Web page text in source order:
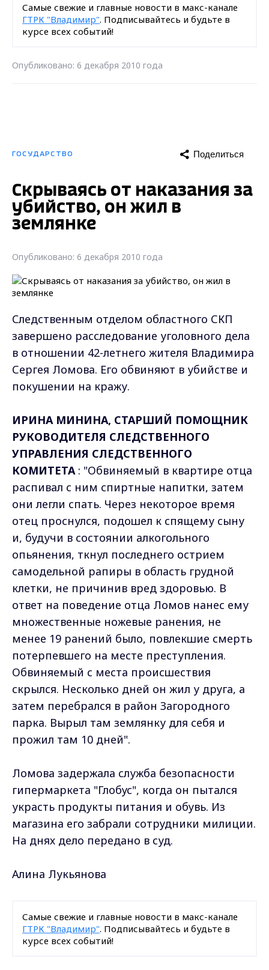
Самые свежие и главные новости в макс-канале
ГТРК "Владимир". Подписывайтесь и будьте в
курсе всех событий!
Опубликовано: 6 декабря 2010 года
ГОСУДАРСТВО Поделиться
Скрываясь от наказания за
убийство, он жил в
землянке
Опубликовано: 6 декабря 2010 года
Cледственным отделом областного СКП
завершено расследование уголовного дела
в отношении 42-летнего жителя Владимира
Сергея Ломова. Его обвиняют в убийстве и
покушении на кражу.
ИРИНА МИНИНА, СТАРШИЙ ПОМОЩНИК
РУКОВОДИТЕЛЯ СЛЕДСТВЕННОГО
УПРАВЛЕНИЯ СЛЕДСТВЕННОГО
КОМИТЕТА : "Обвиняемый в квартире отца
распивал с ним спиртные напитки, затем
они легли спать. Через некоторое время
отец проснулся, подошел к спящему сыну
и, будучи в состоянии алкогольного
опьянения, ткнул последнего острием
самодельной рапиры в область грудной
клетки, не причинив вред здоровью. В
ответ на поведение отца Ломов нанес ему
множественные ножевые ранения, не
менее 19 ранений было, повлекшие смерть
потерпевшего на месте преступления.
Обвиняемый с места происшествия
скрылся. Несколько дней он жил у друга, а
затем перебрался в район Загородного
парка. Вырыл там землянку для себя и
прожил там 10 дней".
Ломова задержала служба безопасности
гипермаркета "Глобус", когда он пытался
украсть продукты питания и обувь. Из
магазина его забрали сотрудники милиции.
На днях дело передано в суд.
Алина Лукьянова
Самые свежие и главные новости в макс-канале
ГТРК "Владимир". Подписывайтесь и будьте в
курсе всех событий!